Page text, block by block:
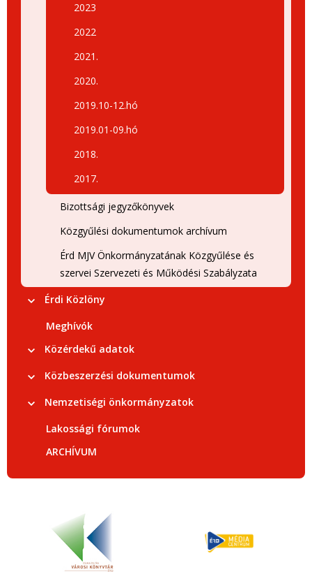
2023
2022
2021.
2020.
2019.10-12.hó
2019.01-09.hó
2018.
2017.
Bizottsági jegyzőkönyvek
Közgyűlési dokumentumok archívum
Érd MJV Önkormányzatának Közgyűlése és
szervei Szervezeti és Működési Szabályzata
Érdi Közlöny
Meghívók
Közérdekű adatok
Közbeszerzési dokumentumok
Nemzetiségi önkormányzatok
Lakossági fórumok
ARCHÍVUM